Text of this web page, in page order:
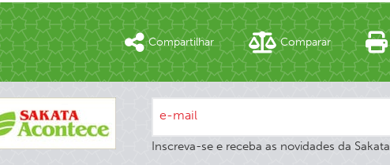
Compartilhar Comparar
e-mail
Inscreva-se e receba as novidades da Sakata